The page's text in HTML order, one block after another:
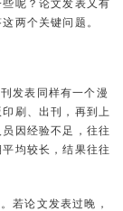
呢？论文发表又有
两个关键问题。
发表同样有一个漫
刷、出刊，再到上
因经验不足，往往
均较长，结果往往
若论文发表过晚，